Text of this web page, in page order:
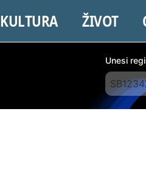
KULTURA ŽIVOT
Unesi